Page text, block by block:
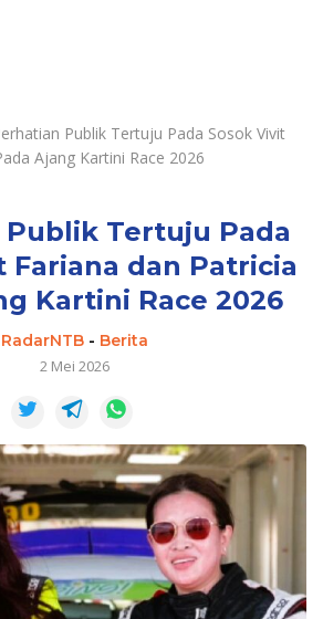
Publik Tertuju Pada Sosok Vivit
Ajang Kartini Race 2026
Tertuju Pada
Fariana dan Patricia
Kartini Race 2026
RadarNTB - Berita
2 Mei 2026